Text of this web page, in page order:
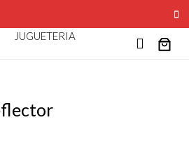
JUGUETERIA